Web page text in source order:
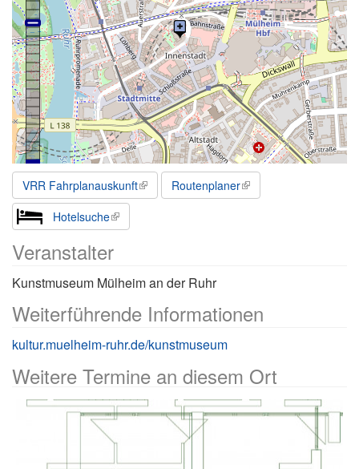
VRR Fahrplanauskunft
Routenplaner
Hotelsuche
Veranstalter
Kunstmuseum Mülheim an der Ruhr
Weiterführende Informationen
kultur.muelheim-ruhr.de/kunstmuseum
Weitere Termine an diesem Ort